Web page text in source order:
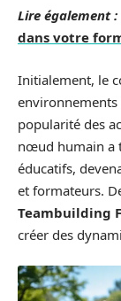
Lire également :
dans votre
Initialement, le
environnements
popularité des
nœud humain a
éducatifs,
et formateurs.
Teambuilding
créer des